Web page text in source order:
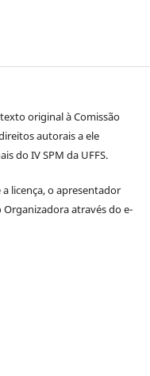
original à Comissão
autorais a ele
do IV SPM da UFFS.
licença, o apresentador
através do e-